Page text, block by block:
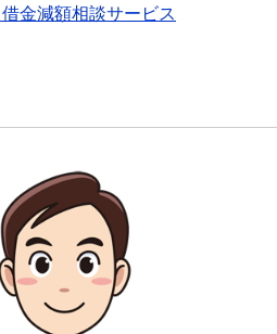
金減額相談サービス